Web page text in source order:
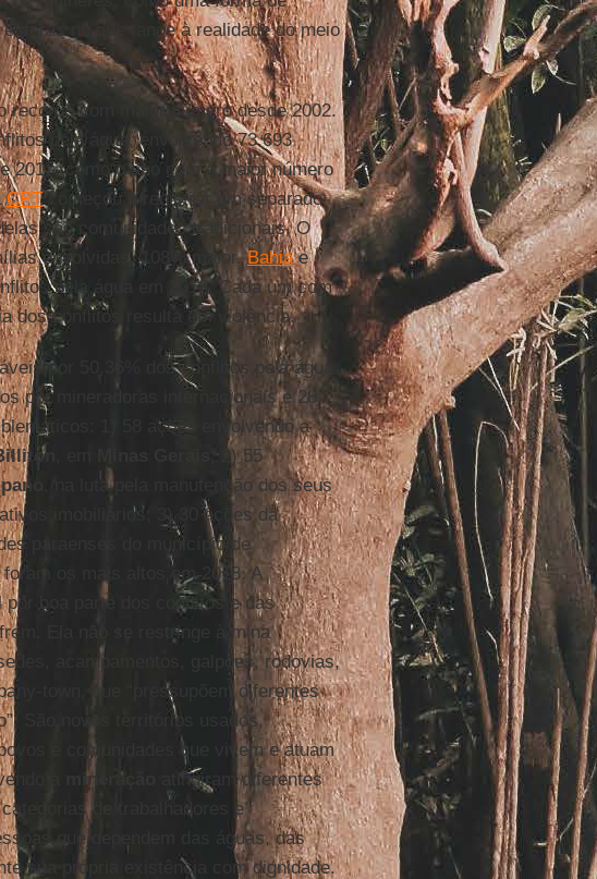
no que tange à realidade do meio
recorde com maior número desde 2002.
pela água, envolvendo 73.693
2017, como o ano com o maior número
CPTcomeçou a registrar em separado
são comunidades tradicionais. O
envolvidas, 108% maior.Bahiae
pela água em 2018. Cada um com
dos conflitos resulta em violência.
por 50,36% dos conflitos pela água
por mineradoras internacionais e 28
1) 58 ações envolvendo a
; 2) 55
, na luta pela manutenção dos seus
imobiliários; 3) 30 ações da
paraenses do município de
os mais altos em 2018. A
boa parte dos conflitos e das
Ela não se restringe à mina
acampamentos, galpões, rodovias,
town, que “pressupõem diferentes
São novos territórios usados,
e comunidades que vivem e atuam
a
mineração
atingiram diferentes
de trabalhadores e
que dependem das águas, das
sua própria existência com dignidade.